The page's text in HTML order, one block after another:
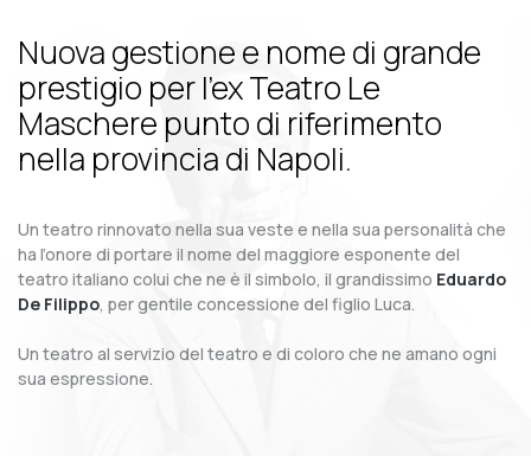
Nuova gestione e nome di grande
prestigio per l’ex Teatro Le
Maschere punto di riferimento
nella provincia di Napoli.
Un teatro rinnovato nella sua veste e nella sua personalità che
ha l’onore di portare il nome del maggiore esponente del
teatro italiano colui che ne è il simbolo, il grandissimo Eduardo
De Filippo, per gentile concessione del figlio Luca.
Un teatro al servizio del teatro e di coloro che ne amano ogni
sua espressione.